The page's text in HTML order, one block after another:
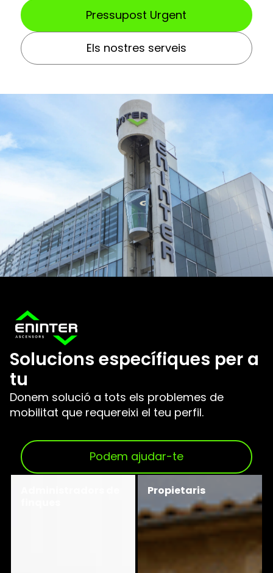
Pressupost Urgent
Els nostres serveis
Solucions específiques per a
tu
Donem solució a tots els problemes de
mobilitat que requereixi el teu perfil.
Podem ajudar-te
Propietaris